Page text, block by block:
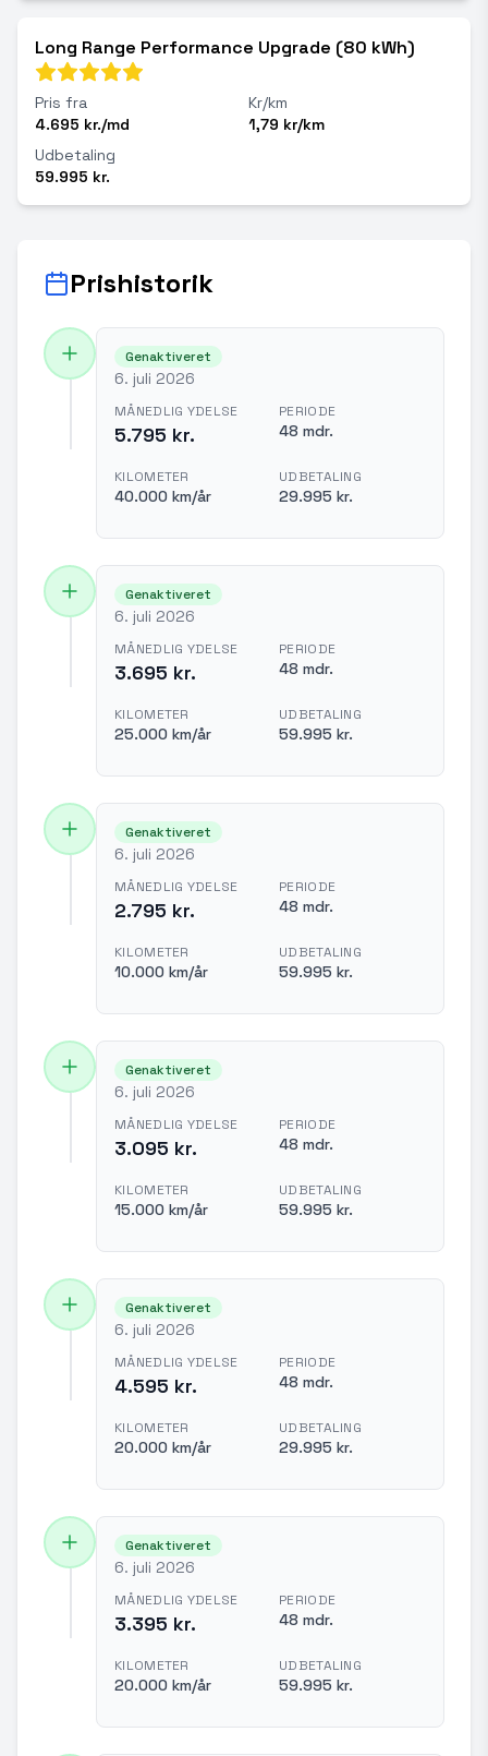
Long Range Performance Upgrade (80 kWh)
Pris fra
4.695 kr./md
Kr/km
1,79 kr/km
Udbetaling
59.995 kr.
Prishistorik
Genaktiveret
6. juli 2026
MÅNEDLIG YDELSE
5.795 kr.
PERIODE
48 mdr.
KILOMETER
40.000 km/år
UDBETALING
29.995 kr.
Genaktiveret
6. juli 2026
MÅNEDLIG YDELSE
3.695 kr.
PERIODE
48 mdr.
KILOMETER
25.000 km/år
UDBETALING
59.995 kr.
Genaktiveret
6. juli 2026
MÅNEDLIG YDELSE
2.795 kr.
PERIODE
48 mdr.
KILOMETER
10.000 km/år
UDBETALING
59.995 kr.
Genaktiveret
6. juli 2026
MÅNEDLIG YDELSE
3.095 kr.
PERIODE
48 mdr.
KILOMETER
15.000 km/år
UDBETALING
59.995 kr.
Genaktiveret
6. juli 2026
MÅNEDLIG YDELSE
4.595 kr.
PERIODE
48 mdr.
KILOMETER
20.000 km/år
UDBETALING
29.995 kr.
Genaktiveret
6. juli 2026
MÅNEDLIG YDELSE
3.395 kr.
PERIODE
48 mdr.
KILOMETER
20.000 km/år
UDBETALING
59.995 kr.